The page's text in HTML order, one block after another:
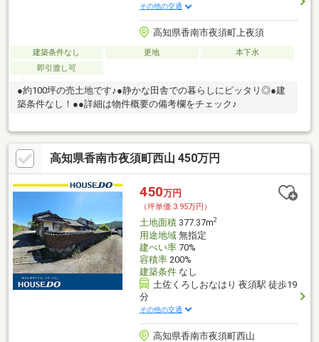
その他の交通
高知県香南市夜須町上夜須
建築条件なし 更地
本下水
即引渡し可
●約100坪の売土地です♪●静かな田舎での暮らしにピッタリ◎●建
築条件なし！●●詳細は物件概要の備考欄をチェック♪
高知県香南市夜須町西山 450万円
450万円
（坪単価:3.95万円）
土地面積377.37m2
用途地域無指定
建ぺい率70%
容積率200%
建築条件なし
土佐くろしおなはり 夜須駅 徒歩19
分
その他の交通
高知県香南市夜須町西山